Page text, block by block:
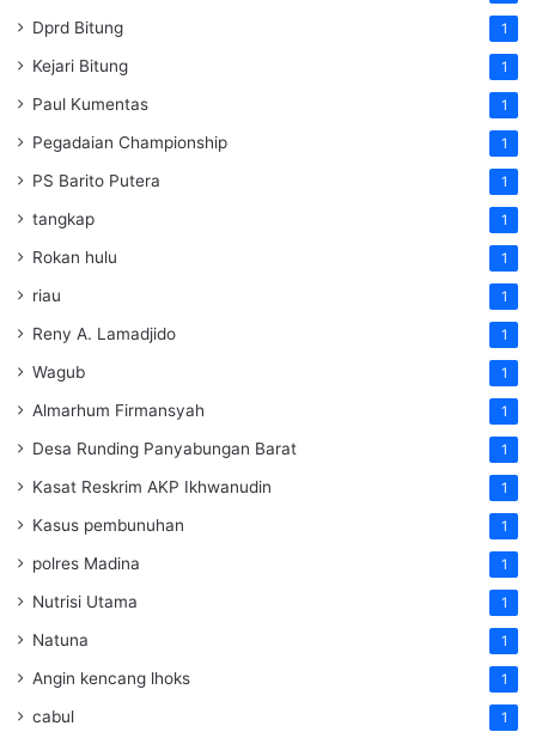
Dprd Bitung 1
Kejari Bitung 1
Paul Kumentas 1
Pegadaian Championship 1
PS Barito Putera 1
tangkap 1
Rokan hulu 1
riau 1
Reny A. Lamadjido 1
Wagub 1
Almarhum Firmansyah 1
Desa Runding Panyabungan Barat 1
Kasat Reskrim AKP Ikhwanudin 1
Kasus pembunuhan 1
polres Madina 1
Nutrisi Utama 1
Natuna 1
Angin kencang lhoks 1
cabul 1